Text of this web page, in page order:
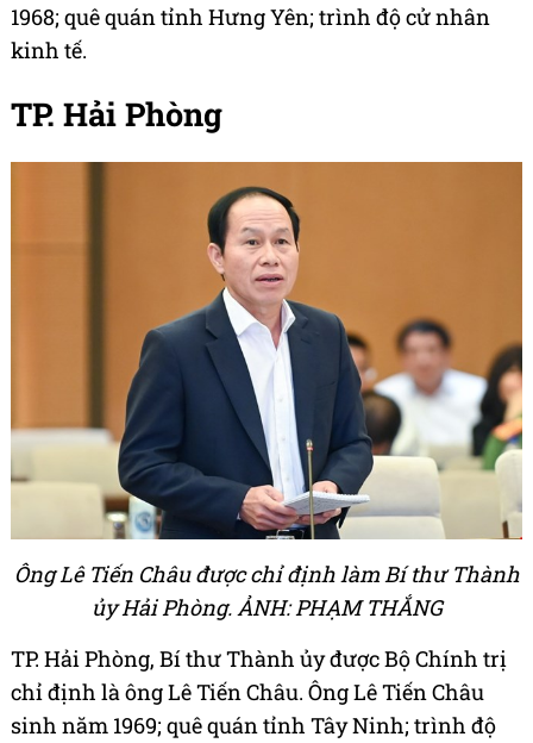
1968; quê quán tỉnh Hưng Yên; trình độ cử nhân
kinh tế.
TP. Hải Phòng
Ông Lê Tiến Châu được chỉ định làm Bí thư Thành
ủy Hải Phòng. ẢNH: PHẠM THẮNG
TP. Hải Phòng, Bí thư Thành ủy được Bộ Chính trị
chỉ định là ông Lê Tiến Châu. Ông Lê Tiến Châu
sinh năm 1969; quê quán tỉnh Tây Ninh; trình độ